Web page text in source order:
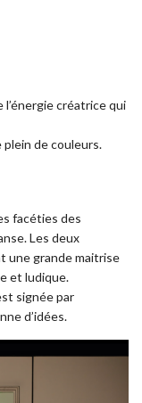
l’énergie créatrice qui
plein de couleurs.
facéties des
Les deux
une grande maitrise
et ludique.
signée par
d’idées.